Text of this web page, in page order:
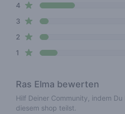
4star reviews
3 star reviews
2 star reviews
1 star reviews
Ras Elma bewerten
Hilf Deiner Community, indem
diesem shop teilst.